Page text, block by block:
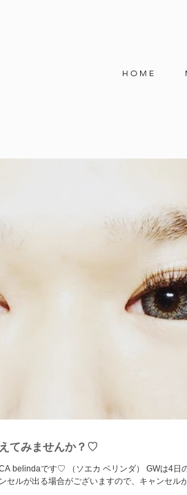
H O M E
てみませんか？♡
ベリンダ） GWは4日のみお休みをさせて頂きます🌷 GWは
セルが出る場合がございますので、キャンセル